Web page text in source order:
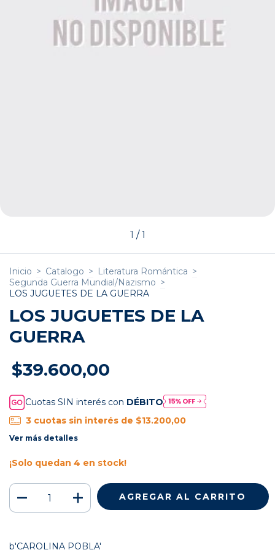
1 /1
Inicio > Catalogo > Literatura Romántica >
Segunda Guerra Mundial/Nazismo >
LOS JUGUETES DE LA GUERRA
LOS JUGUETES DE LA
GUERRA
$39.600,00
Cuotas SIN interés con DÉBITO
3 cuotas sin interés de $13.200,00
Ver más detalles
¡Solo quedan 4 en stock!
b'CAROLINA POBLA'